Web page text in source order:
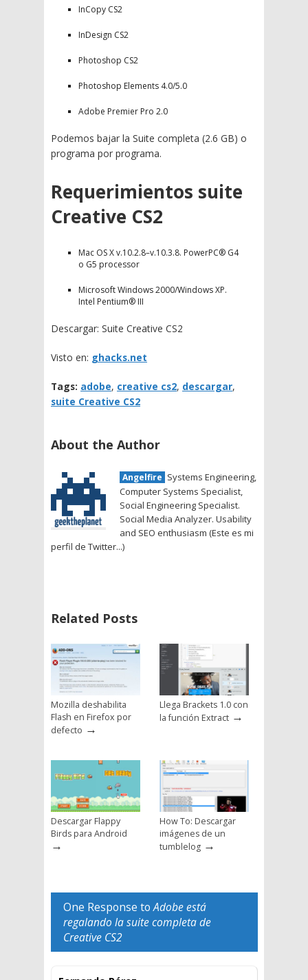
InCopy CS2
InDesign CS2
Photoshop CS2
Photoshop Elements 4.0/5.0
Adobe Premier Pro 2.0
Podemos bajar la Suite completa (2.6 GB) o
programa por programa.
Requerimientos suite
Creative CS2
Mac OS X v.10.2.8–v.10.3.8. PowerPC® G4
o G5 processor
Microsoft Windows 2000/Windows XP.
Intel Pentium® III
Descargar: Suite Creative CS2
Visto en: ghacks.net
Tags: adobe, creative cs2, descargar,
suite Creative CS2
About the Author
Angelfire Systems Engineering,
Computer Systems Specialist,
Social Engineering Specialist.
Social Media Analyzer. Usability
and SEO enthusiasm (Este es mi
perfil de Twitter...)
Related Posts
Mozilla deshabilita
Flash en Firefox por
defecto →
Llega Brackets 1.0 con
la función Extract →
Descargar Flappy
Birds para Android
→
How To: Descargar
imágenes de un
tumblelog →
One Response toAdobe está
regalando la suite completa de
Creative CS2